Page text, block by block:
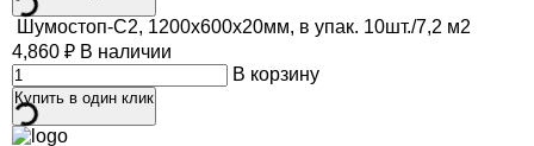
Шумостоп-С2, 1200х600х20мм, в упак. 10шт./7,2 м2
4,860 ₽ В наличии
В корзину
Купить в один клик